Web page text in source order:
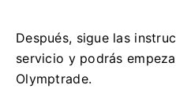
Después, sigue las
servicio y podrás
Olymptrade.